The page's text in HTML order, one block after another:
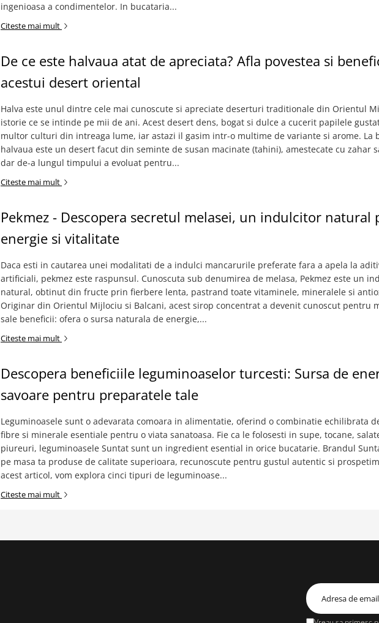
ingenioasa a condimentelor. In bucataria...
Citeste mai mult
De ce este halvaua atat de apreciata? Afla povestea si
acestui desert oriental
Halva este unul dintre cele mai cunoscute si apreciate deserturi traditionale din Orientul
istorie ce se intinde pe mii de ani. Acest desert dens, bogat si dulce a cucerit papilele
multor culturi din intreaga lume, iar astazi il gasim intr-o multime de variante si arome. La
halvaua este un desert facut din seminte de susan macinate (tahini), amestecate cu zahar
dar de-a lungul timpului a evoluat pentru...
Citeste mai mult
Pekmez - Descopera secretul melasei, un indulcitor natural
energie si vitalitate
Daca esti in cautarea unei modalitati de a indulci mancarurile preferate fara a apela la
artificiali, pekmez este raspunsul. Cunoscuta sub denumirea de melasa, Pekmez este un
natural, obtinut din fructe prin fierbere lenta, pastrand toate vitaminele, mineralele si
Originar din Orientul Mijlociu si Balcani, acest sirop concentrat a devenit cunoscut pentru
sale beneficii: ofera o sursa naturala de energie,...
Citeste mai mult
Descopera beneficiile leguminoaselor turcesti: Sursa de
savoare pentru preparatele tale
Leguminoasele sunt o adevarata comoara in alimentatie, oferind o combinatie echilibrata
fibre si minerale esentiale pentru o viata sanatoasa. Fie ca le folosesti in supe, tocane,
piureuri, leguminoasele Suntat sunt un ingredient esential in orice bucatarie. Brandul
pe masa ta produse de calitate superioara, recunoscute pentru gustul autentic si
acest articol, vom explora cinci tipuri de leguminoase...
Citeste mai mult